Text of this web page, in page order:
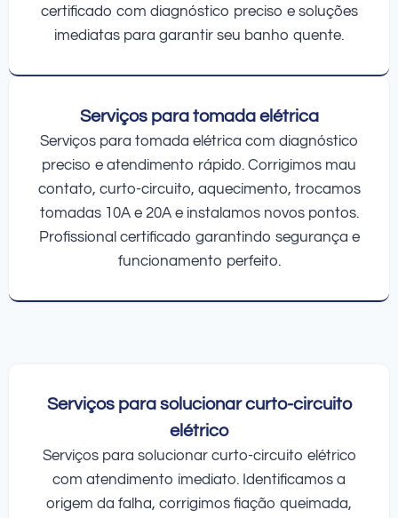
certificado com diagnóstico preciso e soluções
imediatas para garantir seu banho quente.
Serviços para tomada elétrica
Serviços para tomada elétrica com diagnóstico
preciso e atendimento rápido. Corrigimos mau
contato, curto-circuito, aquecimento, trocamos
tomadas 10A e 20A e instalamos novos pontos.
Profissional certificado garantindo segurança e
funcionamento perfeito.
Serviços para solucionar curto-circuito
elétrico
Serviços para solucionar curto-circuito elétrico
com atendimento imediato. Identificamos a
origem da falha, corrigimos fiação queimada,